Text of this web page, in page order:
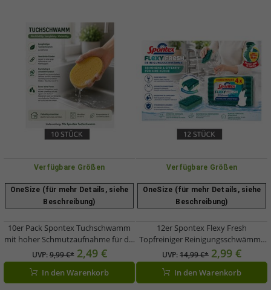
Verfügbare Größen
OneSize (für mehr Details, siehe
Beschreibung)
10er Pack Spontex Tuchschwamm
mit hoher Schmutzaufnahme für die
Reinigung verschiedenster
Oberflächen Reinigungs-Schwamm
7587220 Gelb
UVP:9,99 €* 2,49 €
In den Warenkorb
Verfügbare Größen
OneSize (für mehr Details, siehe
Beschreibung)
12er Spontex Flexy Fresh
Topfreiniger Reinigungsschwämme
Schonend für Gläser & Empfindliche
Oberflächen 9596792 Grün
UVP:14,99 €* 2,99 €
In den Warenkorb